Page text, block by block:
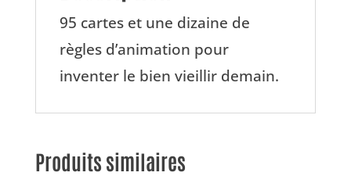
95 cartes et une dizaine de
règles d’animation pour
inventer le bien vieillir demain.
Produits similaires